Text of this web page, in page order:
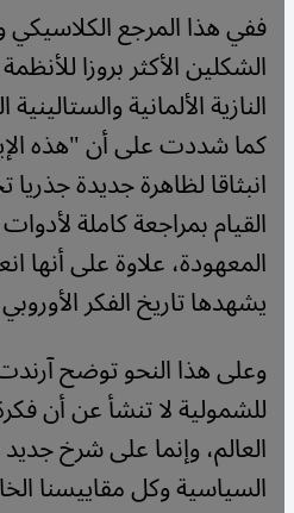
ففي هذا المرجع
الشكلين الأكثر بروزا
النازية الألمانية
كما شددت على أن "هذه
انبثاقا لظاهرة جديدة
القيام بمراجعة كاملة
المعهودة، علاوة على أنها
يشهدها تاريخ الفكر
وعلى هذا النحو توضح
للشمولية لا تنشأ عن أن
العالم، وإنما على شرخ
السياسية وكل مقاييسنا